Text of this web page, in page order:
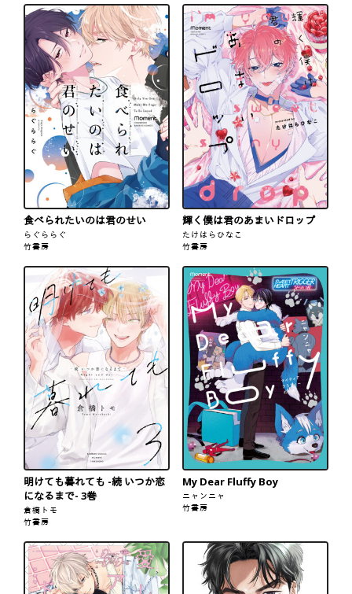
食べられたいのは君のせい
らぐららぐ
竹書房
輝く僕は君のあまいドロップ
たけはらひなこ
竹書房
明けても暮れても -続 いつか恋
になるまで- 3巻
倉橋トモ
竹書房
My Dear Fluffy Boy
ニャンニャ
竹書房